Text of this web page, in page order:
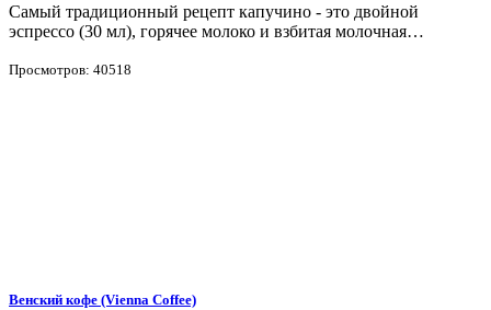
Самый традиционный рецепт капучино - это двойной
эспрессо (30 мл), горячее молоко и взбитая молочная…
Просмотров: 40518
Венский кофе (Vienna Coffee)